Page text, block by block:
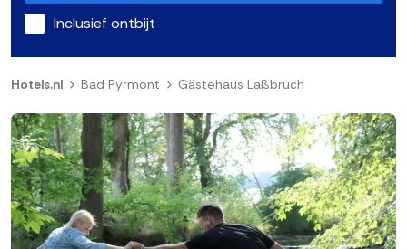
Inclusief ontbijt
Hotels.nl Bad Pyrmont Gästehaus Laßbruch